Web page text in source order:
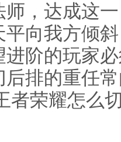
，达成这
平向我方倾
阶的玩家
后排的重任
者荣耀怎么